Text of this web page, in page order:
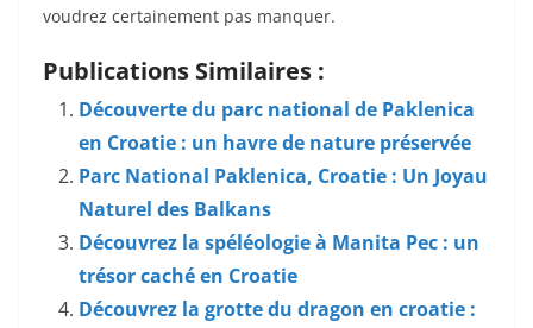
voudrez certainement pas manquer.
Publications Similaires :
Découverte du parc national de Paklenica
en Croatie : un havre de nature préservée
Parc National Paklenica, Croatie : Un Joyau
Naturel des Balkans
Découvrez la spéléologie à Manita Pec : un
trésor caché en Croatie
Découvrez la grotte du dragon en croatie :